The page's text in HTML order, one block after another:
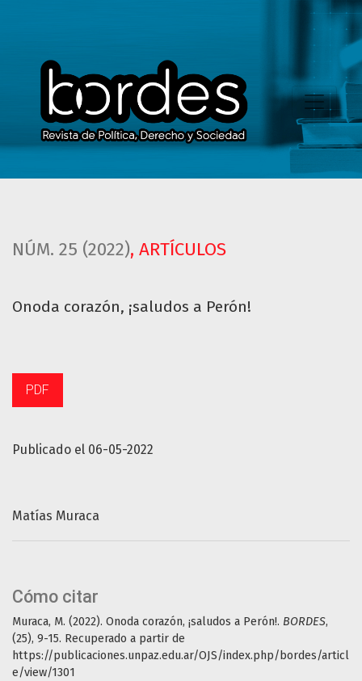
NÚM. 25 (2022), ARTÍCULOS
Onoda corazón, ¡saludos a Perón!
Publicado el 06-05-2022
PDF
Cómo citar
Muraca, M. (2022). Onoda corazón, ¡saludos a Perón!. BORDES,
(25), 9-15. Recuperado a partir de
https://publicaciones.unpaz.edu.ar/OJS/index.php/bordes/articl
e/view/1301
Matías Muraca